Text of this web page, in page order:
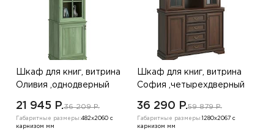
Шкаф для книг, витрина
Оливия ,однодверный
шампанское
21 945 P.36 209 P.
Габаритные размеры:482х2060 с
карнизом мм
Шкаф для книг, витрина
София ,четырехдверный
36 290 P.59 879 P.
Габаритные размеры: 1280х2067 с
карнизом мм